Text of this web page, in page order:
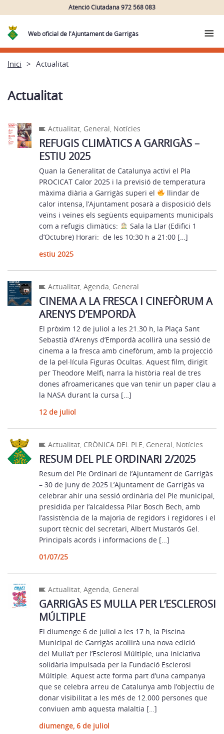
Atenció Ciutadana 972 568 083
Web oficial de l'Ajuntament de Garrigàs
Inici Actualitat
Actualitat
Actualitat, General, Notícies
REFUGIS CLIMÀTICS A GARRIGÀS –
ESTIU 2025
Quan la Generalitat de Catalunya activi el Pla
PROCICAT Calor 2025 i la previsió de temperatura
màxima diària a Garrigàs superi el
llindar de
calor intensa, l’Ajuntament posarà a disposició dels
veïns i veïnes els següents equipaments municipals
com a refugis climàtics:
Sala la Llar (Edifici 1
d’Octubre) Horari: de les 10:30 h a 21:00 […]
estiu 2025
Actualitat,Agenda, General
CINEMA A LA FRESCA I CINEFÒRUM A
ARENYS D’EMPORDÀ
El pròxim 12 de juliol a les 21.30 h, la Plaça Sant
Sebastià d’Arenys d’Empordà acollirà una sessió de
cinema a la fresca amb cinefòrum, amb la projecció
de la pel·lícula Figuras Ocultas. Aquest film, dirigit
per Theodore Melfi, narra la història real de tres
dones afroamericanes que van tenir un paper clau a
la NASA durant la cursa […]
12 de juliol
Actualitat, CRÒNICA DEL PLE, General, Notícies
RESUM DEL PLE ORDINARI 2/2025
Resum del Ple Ordinari de l’Ajuntament de Garrigàs
– 30 de juny de 2025 L’Ajuntament de Garrigàs va
celebrar ahir una sessió ordinària del Ple municipal,
presidida per l’alcaldessa Pilar Bosch Bech, amb
l’assistència de la majoria de regidors i regidores i el
suport tècnic del secretari, Albert Mustarós Gel.
Principals acords i informacions de […]
01/07/25
Actualitat,Agenda, General
GARRIGÀS ES MULLA PER L’ESCLEROSI
MÚLTIPLE
El diumenge 6 de juliol a les 17 h, la Piscina
Municipal de Garrigàs acollirà una nova edició
del Mulla’t per l’Esclerosi Múltiple, una iniciativa
solidària impulsada per la Fundació Esclerosi
Múltiple. Aquest acte forma part d’una campanya
que se celebra arreu de Catalunya amb l’objectiu de
donar visibilitat a les més de 12.000 persones que
conviuen amb aquesta malaltia […]
diumenge, 6 de juliol